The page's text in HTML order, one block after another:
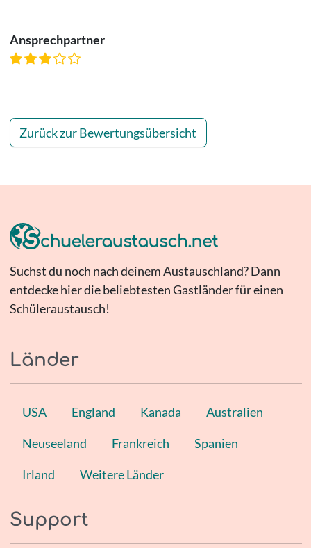
Ansprechpartner
Zurück zur Bewertungsübersicht
Suchst du noch nach deinem Austauschland? Dann
entdecke hier die beliebtesten Gastländer für einen
Schüleraustausch!
Länder
USA England Kanada Australien
Neuseeland Frankreich Spanien
Irland Weitere Länder
Support